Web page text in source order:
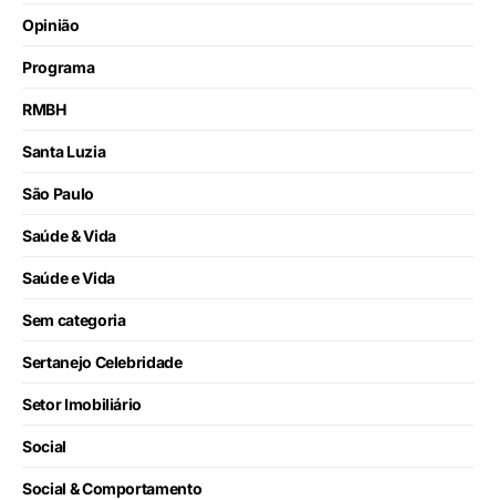
Opinião
Programa
RMBH
Santa Luzia
São Paulo
Saúde & Vida
Saúde e Vida
Sem categoria
Sertanejo Celebridade
Setor Imobiliário
Social
Social & Comportamento